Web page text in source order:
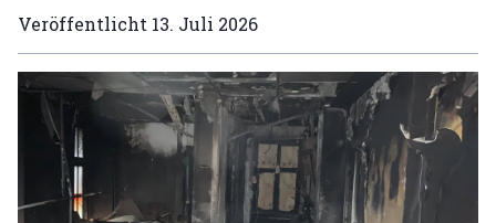
Veröffentlicht 13. Juli 2026